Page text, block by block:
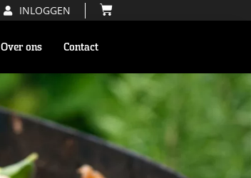
INLOGGEN
Over ons Contact